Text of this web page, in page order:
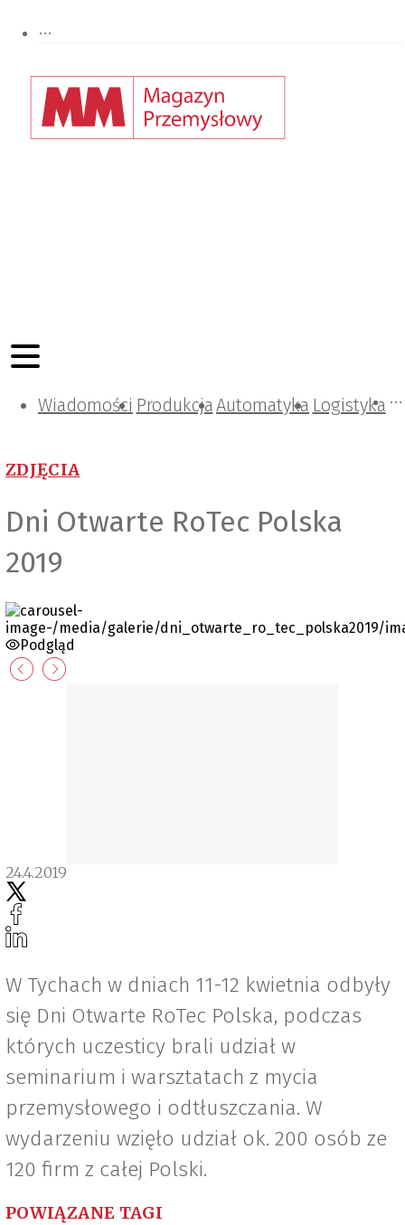
Wiadomości ProdukcjaAutomatyka Logistyka
Projektowanie i konstrukcje
Zarządzanie i IT
Tematy specjalne
ZDJĘCIA
Dni Otwarte RoTec Polska
2019
Podgląd
24.4.2019
W Tychach w dniach 11-12 kwietnia odbyły
się Dni Otwarte RoTec Polska, podczas
których uczesticy brali udział w
seminarium i warsztatach z mycia
przemysłowego i odtłuszczania. W
wydarzeniu wzięło udział ok. 200 osób ze
120 firm z całej Polski.
POWIĄZANE TAGI